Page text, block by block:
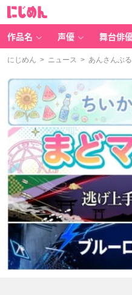
作品名 声優 舞台俳
にじめん > ニュース > あんさんぶ